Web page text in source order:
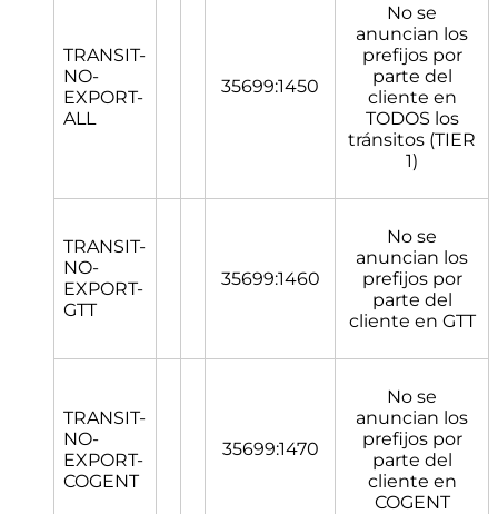
TRANSIT-
NO-
EXPORT-
ALL
35699:1450
No se
anuncian los
prefijos por
parte del
cliente en
TODOS los
tránsitos (TIER
1)
TRANSIT-
NO-
EXPORT-
GTT
35699:1460
No se
anuncian los
prefijos por
parte del
cliente en GTT
TRANSIT-
NO-
EXPORT-
COGENT
35699:1470
No se
anuncian los
prefijos por
parte del
cliente en
COGENT